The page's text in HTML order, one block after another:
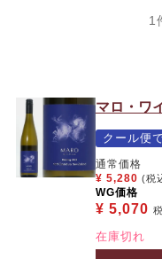
1
マロ・ワ
クール便
通常価格
¥ 5,280 (税
WG価格
¥ 5,070
在庫切れ